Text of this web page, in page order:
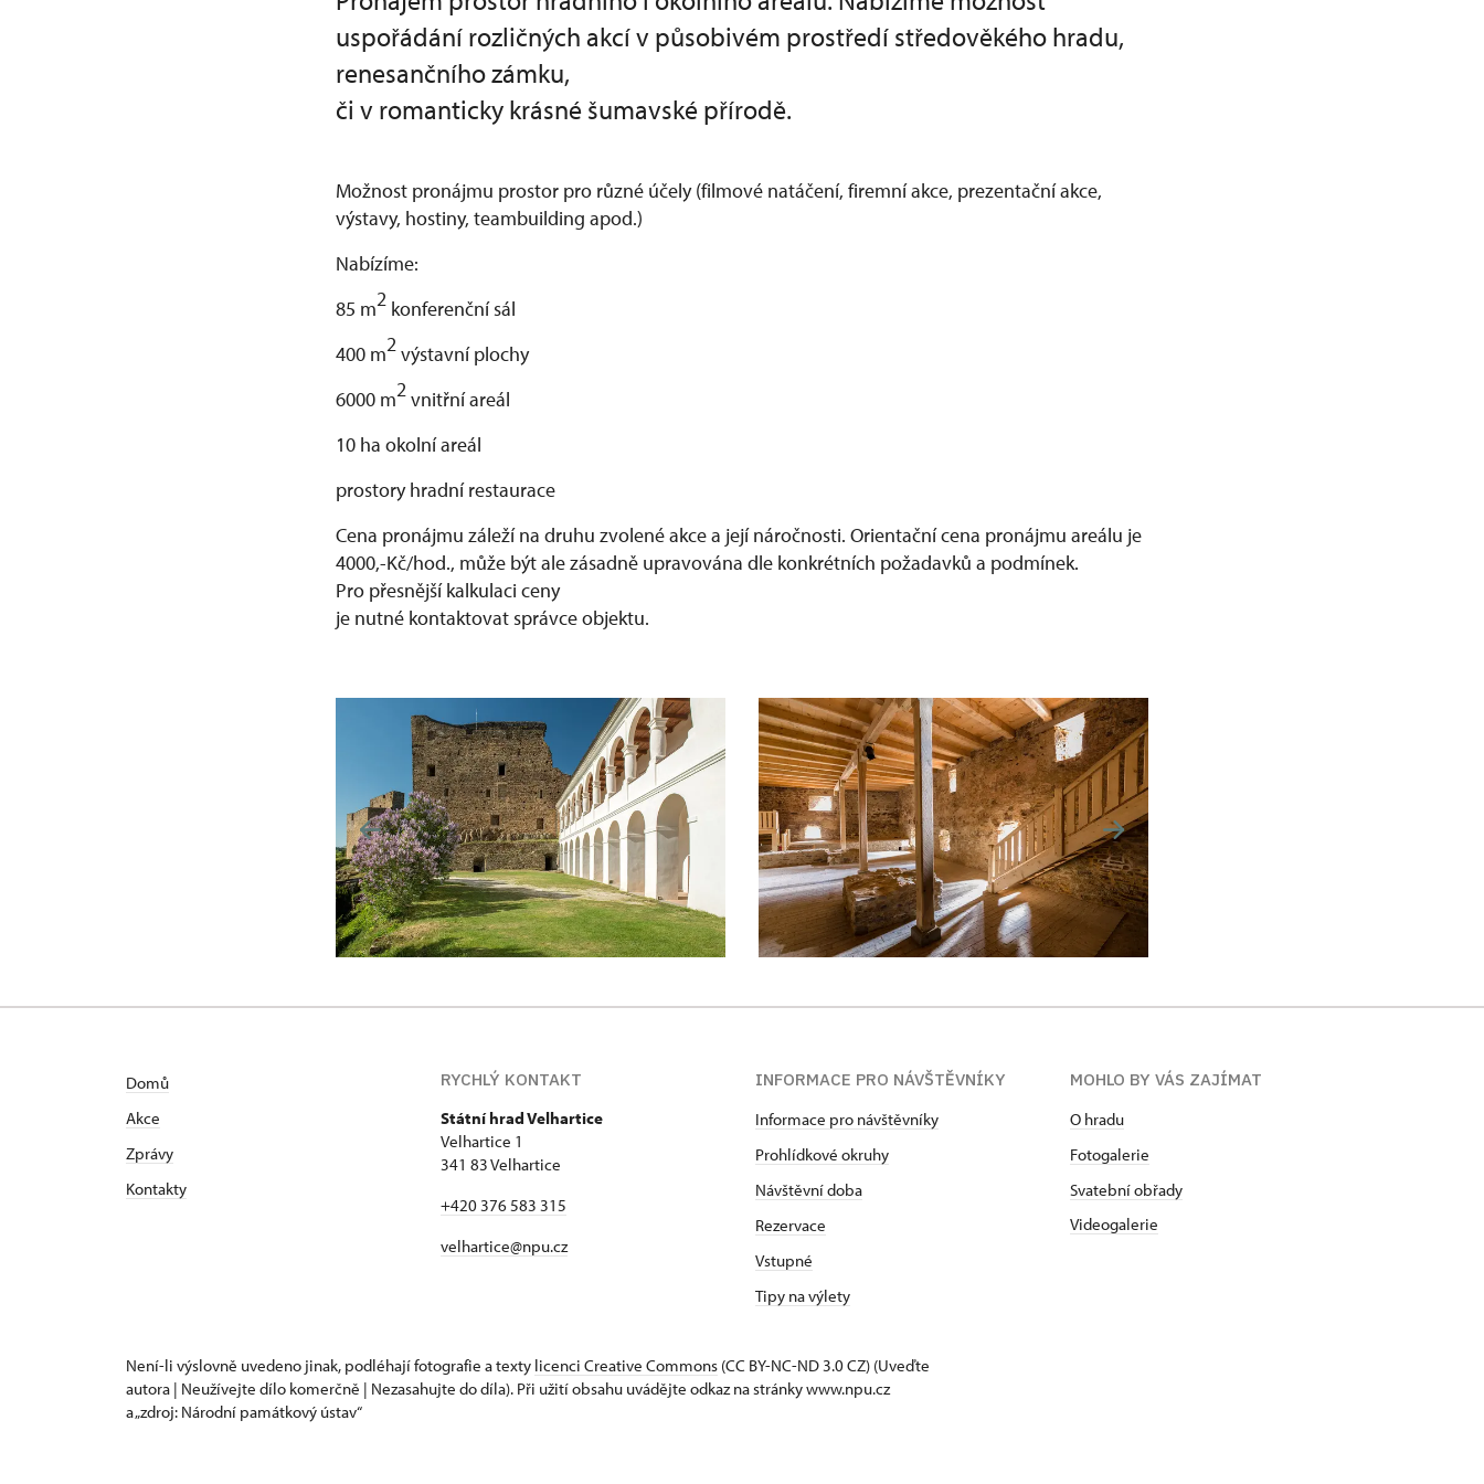
uspořádání rozličných akcí v působivém prostředí středověkého hradu,
renesančního zámku,
či v romanticky krásné šumavské přírodě.
Možnost pronájmu prostor pro různé účely (filmové natáčení, firemní akce, prezentační akce,
výstavy, hostiny, teambuilding apod.)
Nabízíme:
85 m2 konferenční sál
400 m2výstavní plochy
6000 m2vnitřní areál
10 ha okolní areál
prostory hradní restaurace
Cena pronájmu záleží na druhu zvolené akce a její náročnosti. Orientační cena pronájmu areálu je
4000,-Kč/hod., může být ale zásadně upravována dle konkrétních požadavků a podmínek.
Pro přesnější kalkulaci ceny
je nutné kontaktovat správce objektu.
Domů
Akce
Zprávy
Kontakty
RYCHLÝ KONTAKT
Státní hrad Velhartice
Velhartice 1
341 83 Velhartice
+420 376 583 315
velhartice@npu.cz
INFORMACE PRO NÁVŠTĚVNÍKY
Informace pro návštěvníky
Prohlídkové okruhy
Návštěvní doba
Rezervace
Vstupné
Tipy na výlety
MOHLO BY VÁS ZAJÍMAT
O hradu
Fotogalerie
Svatební obřady
Videogalerie
Není-li výslovně uvedeno jinak, podléhají fotografie a texty licenci Creative Commons (CC BY-NC-ND 3.0 CZ) (Uveďte
autora | Neužívejte dílo komerčně | Nezasahujte do díla). Při užití obsahu uvádějte odkaz na stránky www.npu.cz
a „zdroj: Národní památkový ústav“